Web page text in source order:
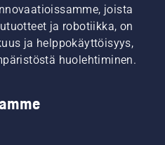
joista
ja robotiikka, on
ja helppokäyttöisyys,
huolehtiminen.